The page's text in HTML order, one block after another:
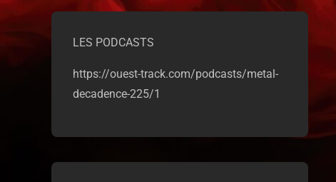
LES PODCASTS
https://ouest-track.com/podcasts/metal-
decadence-225/1